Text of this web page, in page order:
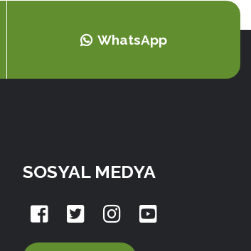
WhatsApp
SOSYAL MEDYA